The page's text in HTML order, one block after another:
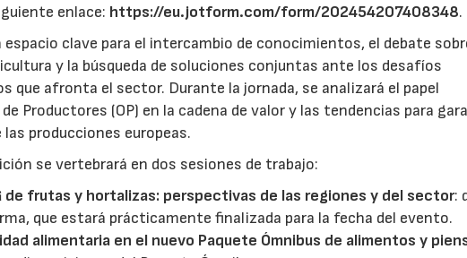
enlace: https://eu.jotform.com/form/202454207408348.
clave para el intercambio de conocimientos, el debate
y la búsqueda de soluciones conjuntas ante los desafíos
afronta el sector. Durante la jornada, se analizará el papel
Productores (OP) en la cadena de valor y las tendencias para
producciones europeas.
se vertebrará en dos sesiones de trabajo:
de frutas y hortalizas: perspectivas de las regiones y del sector:
que estará prácticamente finalizada para la fecha del evento.
alimentaria en el nuevo Paquete Ómnibus de alimentos y